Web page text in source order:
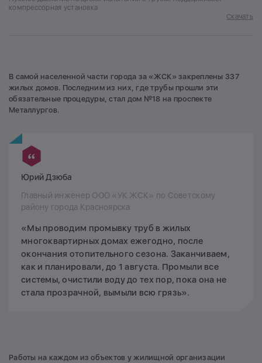
компрессорная установка
Скачать
В самой населенной части города за «ЖСК» закреплены 337
жилых домов. Последним из них, где трубы прошли эти
обязательные процедуры, стал дом №18 на проспекте
Металлургов.
Юрий Дзюба
Главный инженер ООО «УК ЖСК» по Советскому
району города Красноярска
«Мы проводим промывку труб в жилых
многоквартирных домах ежегодно, после
окончания отопительного сезона. Заканчиваем,
как и планировали, до 1 августа. Промыли все
системы, очистили воду до тех пор, пока она не
стала прозрачной, вымыли всю грязь».
Работы на каждом из объектов у жилищной организации